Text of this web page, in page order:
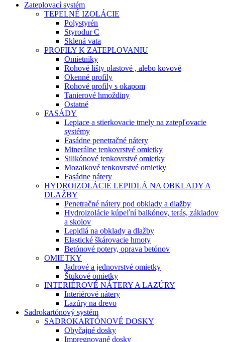
Zateplovací systém
TEPELNÉ IZOLÁCIE
Polystyrén
Styrodur C
Sklená vata
PROFILY K ZATEPLOVANIU
Omietniky
Rohové lišty plastové , alebo kovové
Okenné profily
Rohové profily s okapom
Tanierové hmoždiny
Ostatné
FASÁDY
Lepiace a stierkovacie tmely na zatepľovacie
systémy
Fasádne penetračné nátery
Minerálne tenkovrstvé omietky
Silikónové tenkovrstvé omietky
Mozaikové tenkovrstvé omietky
Fasádne nátery
HYDROIZOLÁCIE LEPIDLÁ NA OBKLADY A
DLAŽBY
Penetračné nátery pod obklady a dlažby
Hydroizolácie kúpeľní balkónov, terás, základov
a skolov
Lepidlá na obklady a dlažby
Elastické škárovacie hmoty
Betónové potery, oprava betónov
OMIETKY
Jadrové a jednovrstvé omietky
Štukové omietky
INTERIÉROVÉ NÁTERY A LAZÚRY
Interiérové nátery
Lazúry na drevo
Sadrokartónový systém
SADROKARTÓNOVÉ DOSKY
Obyčajné dosky
Impregnované dosky